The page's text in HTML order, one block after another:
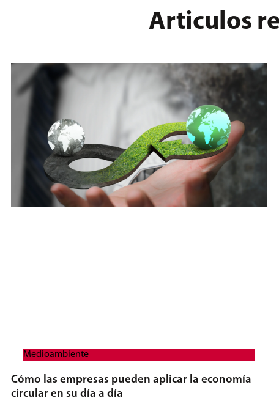
Articulos
Medioambiente
Cómo las empresas pueden aplicar la economía
circular en su día a día